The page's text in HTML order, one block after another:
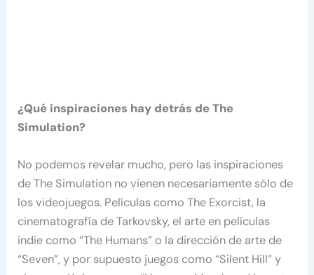
¿Qué inspiraciones hay detrás de The
Simulation?
No podemos revelar mucho, pero las inspiraciones
de The Simulation no vienen necesariamente sólo de
los videojuegos. Películas como The Exorcist, la
cinematografía de Tarkovsky, el arte en películas
indie como “The Humans” o la dirección de arte de
“Seven”, y por supuesto juegos como “Silent Hill” y